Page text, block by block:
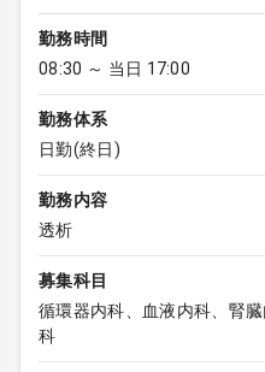
勤務時間
08:30 ～ 当日 17:00
勤務体系
日勤(終日)
勤務内容
透析
募集科目
循環器内科、血液内科、腎
科